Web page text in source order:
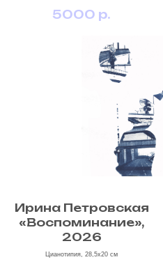
5000 р.
Ирина Петровская
«Воспоминание»,
2026
Цианотипия, 28,5х20 см